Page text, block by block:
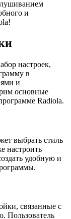
и
настроек,
в
и
основные
Radiola.
выбрать стиль
настроить
удобную и
связанные с
Пользователь